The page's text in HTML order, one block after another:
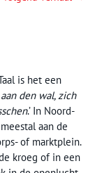
is het een
den wal, zich
.’ In Noord-
aan de
of marktplein.
kroeg of in een